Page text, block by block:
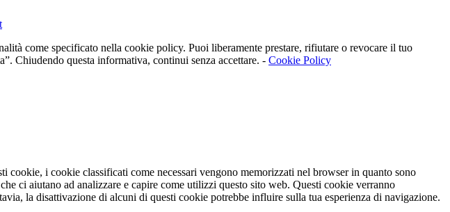
come specificato nella cookie policy. Puoi liberamente prestare, rifiutare o revocare il tuo
Chiudendo questa informativa, continui senza accettare. - Cookie Policy
i cookie classificati come necessari vengono memorizzati nel browser in quanto sono
ci aiutano ad analizzare e capire come utilizzi questo sito web. Questi cookie verranno
la disattivazione di alcuni di questi cookie potrebbe influire sulla tua esperienza di navigazione.